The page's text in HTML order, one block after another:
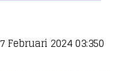
Februari 2024 03:350